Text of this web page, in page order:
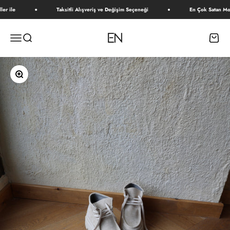
ile Taksitli Alışveriş ve Değişim Seçeneği En Çok Satan
MenüAra Sepet
Yakınlaştır